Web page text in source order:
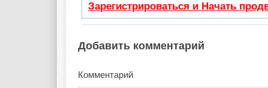
Зарегистрироваться и Начать
Добавить комментарий
Комментарий